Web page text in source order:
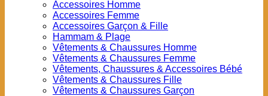
Accessoires Homme
Accessoires Femme
Accessoires Garçon & Fille
Hammam & Plage
Vêtements & Chaussures Homme
Vêtements & Chaussures Femme
Vêtements, Chaussures & Accessoires Bébé
Vêtements & Chaussures Fille
Vêtements & Chaussures Garçon